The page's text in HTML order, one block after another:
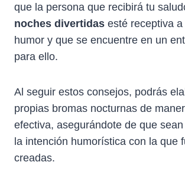
que la persona que recibirá tu
noches divertidas esté receptiva
humor y que se encuentre en un
para ello.
Al seguir estos consejos, podrás
propias bromas nocturnas de
efectiva, asegurándote de que
la intención humorística con la que
creadas.